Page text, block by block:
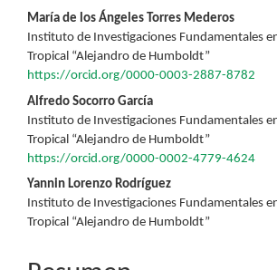
María de los Ángeles Torres Mederos
Instituto de Investigaciones Fundamentales
Tropical “Alejandro de Humboldt”
https://orcid.org/0000-0003-2887-8782
Alfredo Socorro García
Instituto de Investigaciones Fundamentales
Tropical “Alejandro de Humboldt”
https://orcid.org/0000-0002-4779-4624
Yannin Lorenzo Rodríguez
Instituto de Investigaciones Fundamentales
Tropical “Alejandro de Humboldt”